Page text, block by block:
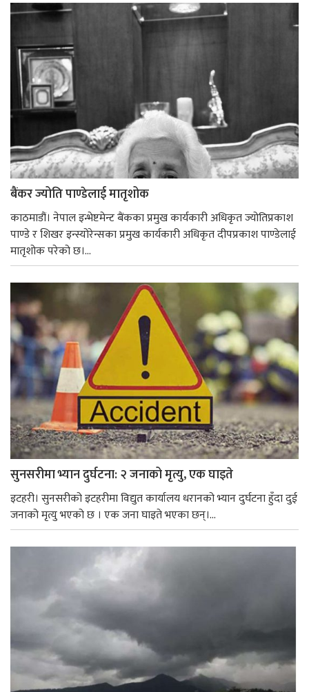
बैंकर ज्योति पाण्डेलाई मातृशोक
काठमाडौं। नेपाल इन्भेष्टमेन्ट बैंकका प्रमुख कार्यकारी अधिकृत ज्योतिप्रकाश
पाण्डे र शिखर इन्स्योरेन्सका प्रमुख कार्यकारी अधिकृत दीपप्रकाश पाण्डेलाई
मातृशोक परेको छ।...
सुनसरीमा भ्यान दुर्घटना: २ जनाको मृत्यु, एक घाइते
इटहरी। सुनसरीको इटहरीमा विद्युत कार्यालय धरानको भ्यान दुर्घटना हुँदा दुई
जनाको मृत्यु भएको छ । एक जना घाइते भएका छन्।...